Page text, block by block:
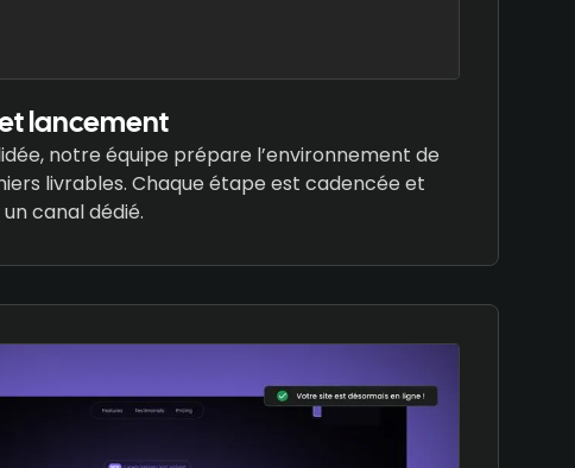
lancement
notre équipe prépare l’environnement de
livrables. Chaque étape est cadencée et
canal dédié.